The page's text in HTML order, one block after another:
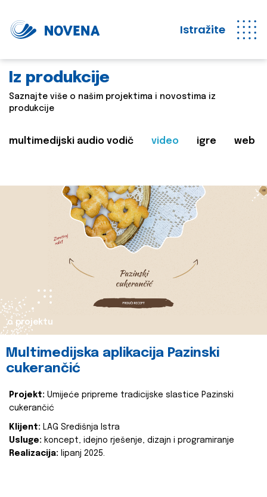
Istražite
Iz produkcije
Saznajte više o našim projektima i novostima iz
produkcije
multimedijski audio vodič video igre web
o projektu
Multimedijska aplikacija Pazinski
cukerančić
Projekt: Umijeće pripreme tradicijske slastice Pazinski
cukerančić
Klijent: LAG Središnja Istra
Usluge: koncept, idejno rješenje, dizajn i programiranje
Realizacija: lipanj 2025.